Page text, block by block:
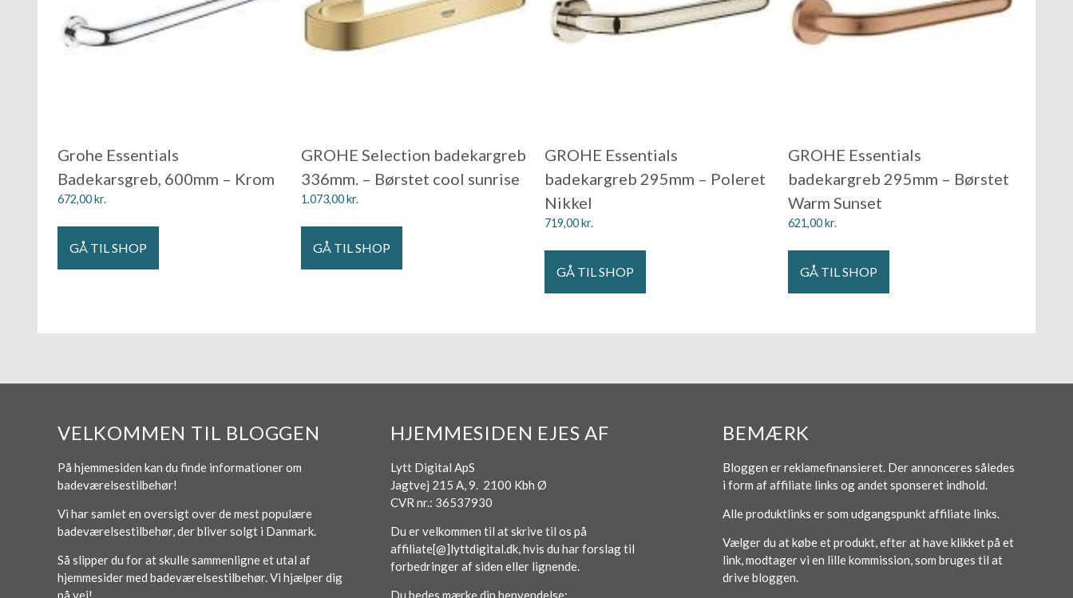
Grohe Essentials
Badekarsgreb, 600mm – Krom
672,00kr.
GÅ TIL SHOP
GROHE Selection badekargreb
336mm. – Børstet cool sunrise
1.073,00kr.
GÅ TIL SHOP
GROHE Essentials
badekargreb 295mm – Poleret
Nikkel
719,00kr.
GÅ TIL SHOP
GROHE Essentials
badekargreb 295mm – Børstet
Warm Sunset
621,00kr.
GÅ TIL SHOP
VELKOMMEN TIL BLOGGEN
På hjemmesiden kan du finde informationer om
badeværelsestilbehør!
Vi har samlet en oversigt over de mest populære
badeværelsestilbehør, der bliver solgt i Danmark.
Så slipper du for at skulle sammenligne et utal af
hjemmesider med badeværelsestilbehør. Vi hjælper dig
HJEMMESIDEN EJES AF
Lytt Digital ApS
Jagtvej 215 A, 9. 2100 Kbh Ø
CVR nr.: 36537930
Du er velkommen til at skrive til os på
affiliate[@]lyttdigital.dk, hvis du har forslag til
forbedringer af siden eller lignende.
BEMÆRK
Bloggen er reklamefinansieret. Der annonceres således
i form af affiliate links og andet sponseret indhold.
Alle produktlinks er som udgangspunkt affiliate links.
Vælger du at købe et produkt, efter at have klikket på et
link, modtager vi en lille kommission, som bruges til at
drive bloggen.